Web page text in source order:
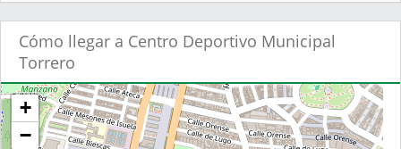
Cómo llegar a Centro Deportivo Municipal
Torrero
+
−